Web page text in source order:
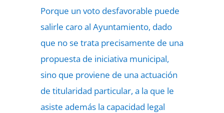
Porque un voto desfavorable puede
salirle caro al Ayuntamiento, dado
que no se trata precisamente de una
propuesta de iniciativa municipal,
sino que proviene de una actuación
de titularidad particular, a la que le
asiste además la capacidad legal